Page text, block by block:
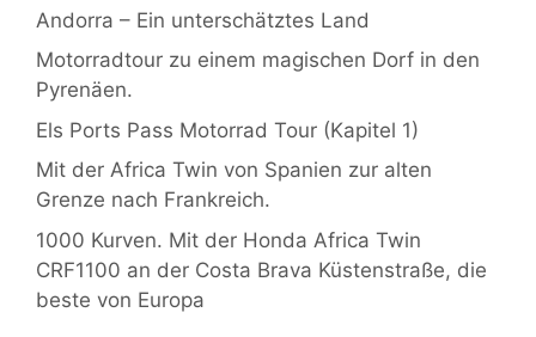
Andorra – Ein unterschätztes Land
Motorradtour zu einem magischen Dorf in den
Pyrenäen.
Els Ports Pass Motorrad Tour (Kapitel 1)
Mit der Africa Twin von Spanien zur alten
Grenze nach Frankreich.
1000 Kurven. Mit der Honda Africa Twin
CRF1100 an der Costa Brava Küstenstraße, die
beste von Europa